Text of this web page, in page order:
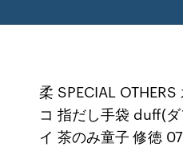
柔 SPECIAL
コ 指だし手袋 duff(
イ 茶のみ童子 修徳